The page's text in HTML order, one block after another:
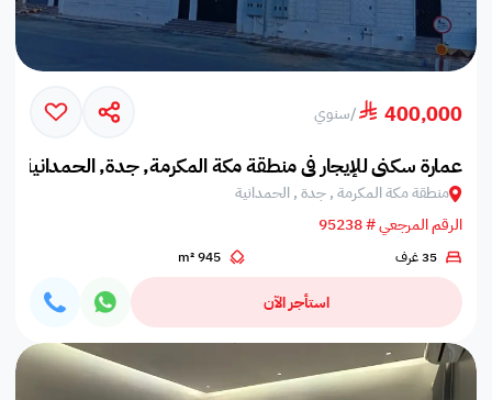
400,000
/سنوي
عمارة سكني للإيجار في منطقة مكة المكرمة, جدة, الحمدانية
منطقة مكة المكرمة , جدة , الحمدانية
الرقم المرجعي # 95238
35 غرف 945 m²
استأجر الآن